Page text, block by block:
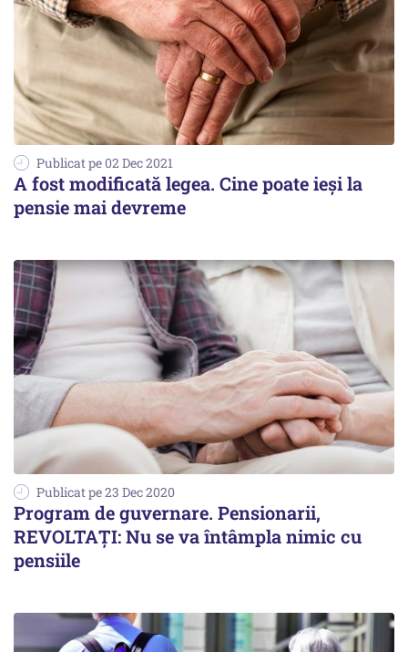
Publicat pe 02 Dec 2021
A fost modificată legea. Cine poate ieși la
pensie mai devreme
Publicat pe 23 Dec 2020
Program de guvernare. Pensionarii,
REVOLTAȚI: Nu se va întâmpla nimic cu
pensiile